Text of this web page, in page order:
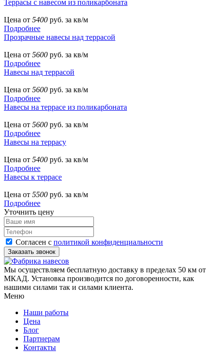
Террасы с навесом из поликарбоната
Цена от 5400 руб. за кв/м
Подробнее
Прозрачные навесы над террасой
Цена от 5600 руб. за кв/м
Подробнее
Навесы над террасой
Цена от 5600 руб. за кв/м
Подробнее
Навесы на террасе из поликарбоната
Цена от 5600 руб. за кв/м
Подробнее
Навесы на террасу
Цена от 5400 руб. за кв/м
Подробнее
Навесы к террасе
Цена от 5500 руб. за кв/м
Подробнее
Уточнить цену
Согласен с политикой конфиденциальности
Мы осуществляем бесплатную доставку в пределах 50 км от
МКАД. Установка производится по договоренности, как
нашими силами так и силами клиента.
Меню
Наши работы
Цена
Блог
Партнерам
Контакты